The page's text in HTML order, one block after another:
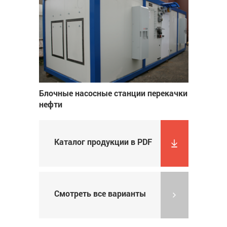
Блочные насосные станции перекачки
нефти
Каталог продукции в PDF
Смотреть все варианты